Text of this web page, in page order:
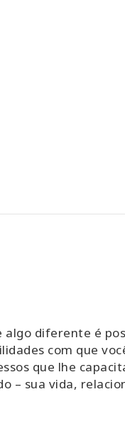
diferente é
com que
que lhe
– sua vida,